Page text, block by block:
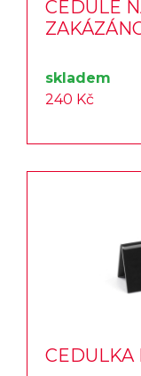
CEDULE
skladem
240 Kč
CEDULKA